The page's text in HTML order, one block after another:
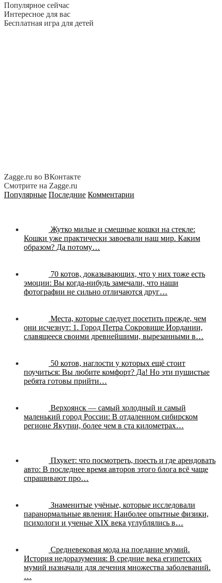
Популярное сейчас
Интересное для вас
Бесплатная игра для детей
Zagge.ru во ВКонтакте
Смотрите на Zagge.ru
Популярные Последние Комментарии
Жутко милые и смешные кошки на стекле:
Кошки уже практически завоевали наш мир. Каким
образом? Да потому…
70 котов, доказывающих, что у них тоже есть
эмоции: Вы когда-нибудь замечали, что наши
фотографии не сильно отличаются друг…
Места, которые следует посетить прежде, чем
они исчезнут: 1. Город Петра Сокровище Иордании,
славящееся своими древнейшими, вырезанными в…
50 котов, наглости у которых ещё стоит
поучиться: Вы любите комфорт? Да! Но эти пушистые
ребята готовы прийти…
Верхоянск — самый холодный и самый
маленький город России: В отдаленном сибирском
регионе Якутии, более чем в ста километрах…
Пхукет: что посмотреть, поесть и где арендовать
авто: В последнее время авторов этого блога всё чаще
спрашивают про…
Знаменитые учёные, которые исследовали
паранормальные явления: Наиболее опытные физики,
психологи и ученые XIX века углублялись в…
Средневековая мода на поедание мумий.
История недоразумения: В средние века египетских
мумий назначали для лечения множества заболеваний.
…